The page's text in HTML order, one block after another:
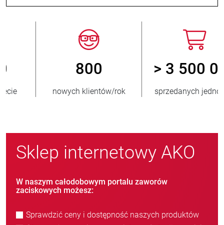
nowych klientów/rok
> 3 500 000
sprzedanych jednostek
Sklep internetowy AKO
W naszym całodobowym portalu zaworów
zaciskowych możesz:
Sprawdzić ceny i dostępność naszych produktów